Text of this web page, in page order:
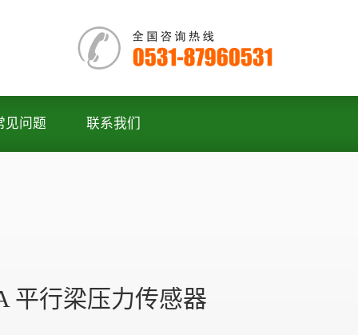
见问题 联系我们
平行梁压力传感器